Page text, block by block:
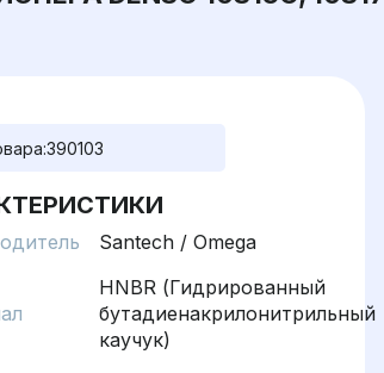
390103
Santech / Omega
HNBR (Гидрированный
бутадиенакрилонитрильный
каучук)